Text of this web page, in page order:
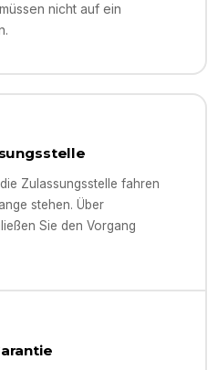
nicht auf ein
Zulassungsstelle fahren
stehen. Über
Sie den Vorgang